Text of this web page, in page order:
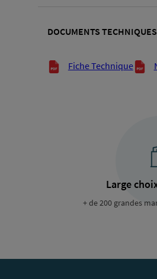
DOCUMENTS TECHNIQUES
Documents techniques
Fiche Technique
Large
+ de 200 grandes